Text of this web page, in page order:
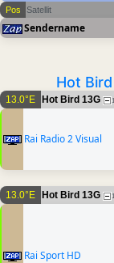
Pos Satellit
Sendername
Hot
13.0°E Hot Bird 13G 1
Rai Radio 2 Visual
13.0°E Hot Bird 13G 1
Rai Sport HD